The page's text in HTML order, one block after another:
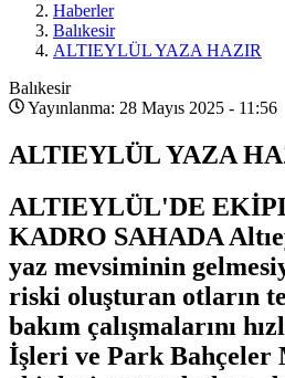
Haberler
Balıkesir
ALTIEYLÜL YAZA HAZIR
Balıkesir
Yayınlanma: 28 Mayıs 2025 - 11:56
ALTIEYLÜL YAZA
ALTIEYLÜL'DE
KADRO SAHADA
yaz mevsiminin
riski oluşturan otların
bakım çalışmalarını
İşleri ve Park